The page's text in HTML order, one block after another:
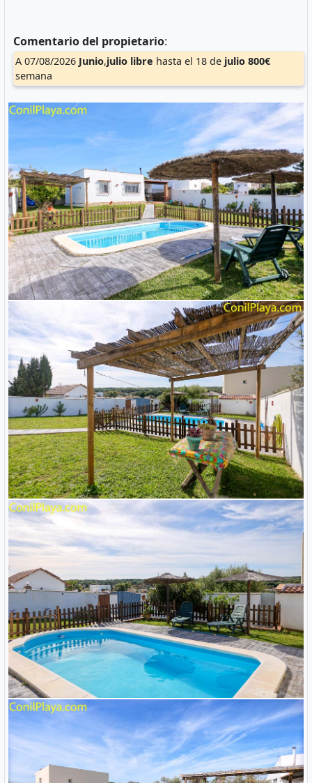
Comentario del propietario:
A 07/08/2026 Junio,julio libre hasta el 18 de julio 800€
semana